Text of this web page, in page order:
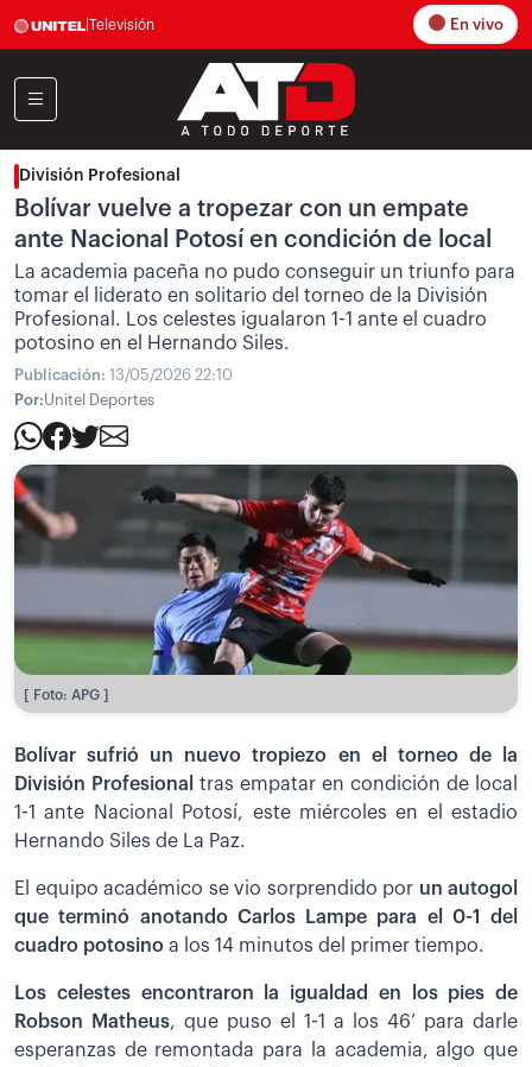
Televisión En vivo
División Profesional
Bolívar vuelve a tropezar con un empate
ante Nacional Potosí en condición de local
La academia paceña no pudo conseguir un triunfo para
tomar el liderato en solitario del torneo de la División
Profesional. Los celestes igualaron 1-1 ante el cuadro
potosino en el Hernando Siles.
Publicación: 13/05/2026 22:10
Por:Unitel Deportes
[ Foto: APG ]
Bolívar sufrió un nuevo tropiezo en el torneo de la
División Profesional
tras empatar en condición de local
1-1 ante Nacional Potosí, este miércoles en el estadio
Hernando Siles de La Paz.
El equipo académico se vio sorprendido por un autogol
que terminó anotando Carlos Lampe para el 0-1 del
cuadro potosino a los 14 minutos del primer tiempo.
Los celestes encontraron la igualdad en los pies de
Robson Matheus, que puso el 1-1 a los 46’ para darle
esperanzas de remontada para la academia, algo que